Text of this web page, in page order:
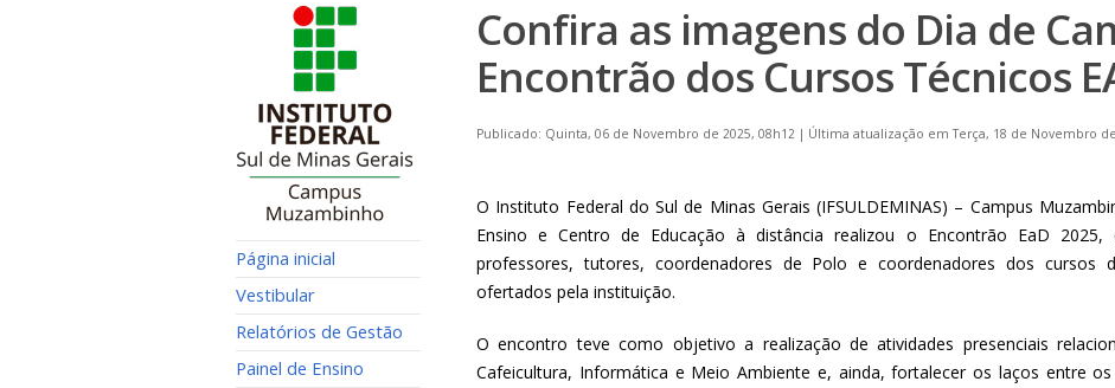
Página inicial
Vestibular
Relatórios de Gestão
Painel de Ensino
Confira as imagens do Dia de
Encontrão dos Cursos Técnicos
Publicado: Quinta, 06 de Novembro de 2025, 08h12 | Última atualização em Terça, 18 de Novembro
O Instituto Federal do Sul de Minas Gerais (IFSULDEMINAS) – Campus
Ensino e Centro de Educação à distância realizou o Encontrão EaD 2025,
professores, tutores, coordenadores de Polo e coordenadores dos cursos
ofertados pela instituição.
O encontro teve como objetivo a realização de atividades presenciais
Cafeicultura, Informática e Meio Ambiente e, ainda, fortalecer os laços entre